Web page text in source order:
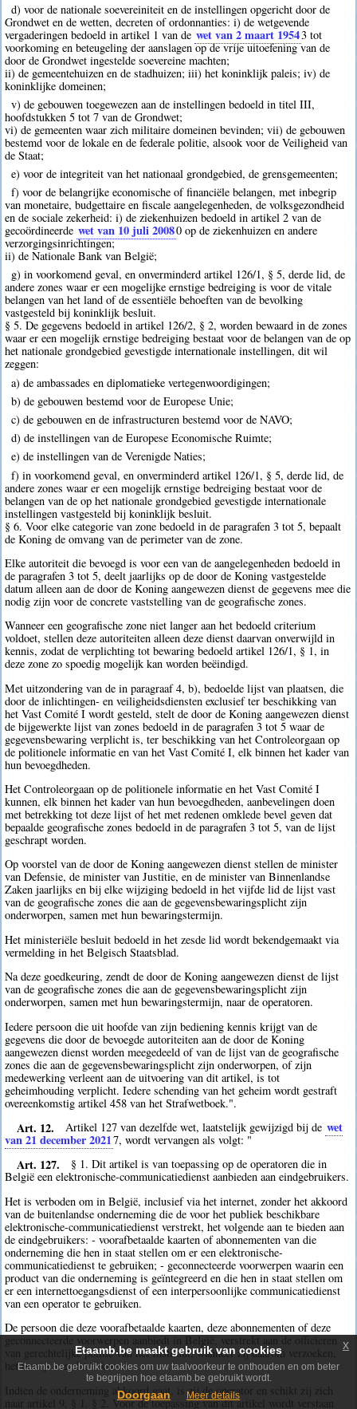
d) voor de nationale soevereiniteit en de instellingen opgericht door de
Grondwet en de wetten, decreten of ordonnanties: i) de wetgevende
vergaderingen bedoeld in artikel 1 van de wet van 2 maart 19543 tot
voorkoming en beteugeling der aanslagen op de vrije uitoefening van de
door de Grondwet ingestelde soevereine machten;
ii) de gemeentehuizen en de stadhuizen; iii) het koninklijk paleis; iv) de
koninklijke domeinen;
v) de gebouwen toegewezen aan de instellingen bedoeld in titel III,
hoofdstukken 5 tot 7 van de Grondwet;
vi) de gemeenten waar zich militaire domeinen bevinden; vii) de gebouwen
bestemd voor de lokale en de federale politie, alsook voor de Veiligheid van
de Staat;
e) voor de integriteit van het nationaal grondgebied, de grensgemeenten;
f) voor de belangrijke economische of financiële belangen, met inbegrip
van monetaire, budgettaire en fiscale aangelegenheden, de volksgezondheid
en de sociale zekerheid: i) de ziekenhuizen bedoeld in artikel 2 van de
gecoördineerde wet van 10 juli 20080 op de ziekenhuizen en andere
verzorgingsinrichtingen;
ii) de Nationale Bank van België;
g) in voorkomend geval, en onverminderd artikel 126/1, § 5, derde lid, de
andere zones waar er een mogelijke ernstige bedreiging is voor de vitale
belangen van het land of de essentiële behoeften van de bevolking
vastgesteld bij koninklijk besluit.
§ 5. De gegevens bedoeld in artikel 126/2, § 2, worden bewaard in de zones
waar er een mogelijk ernstige bedreiging bestaat voor de belangen van de op
het nationale grondgebied gevestigde internationale instellingen, dit wil
zeggen:
a) de ambassades en diplomatieke vertegenwoordigingen;
b) de gebouwen bestemd voor de Europese Unie;
c) de gebouwen en de infrastructuren bestemd voor de NAVO;
d) de instellingen van de Europese Economische Ruimte;
e) de instellingen van de Verenigde Naties;
f) in voorkomend geval, en onverminderd artikel 126/1, § 5, derde lid, de
andere zones waar er een mogelijk ernstige bedreiging bestaat voor de
belangen van de op het nationale grondgebied gevestigde internationale
instellingen vastgesteld bij koninklijk besluit.
§ 6. Voor elke categorie van zone bedoeld in de paragrafen 3 tot 5, bepaalt
de Koning de omvang van de perimeter van de zone.
Elke autoriteit die bevoegd is voor een van de aangelegenheden bedoeld in
de paragrafen 3 tot 5, deelt jaarlijks op de door de Koning vastgestelde
datum alleen aan de door de Koning aangewezen dienst de gegevens mee die
nodig zijn voor de concrete vaststelling van de geografische zones.
Wanneer een geografische zone niet langer aan het bedoeld criterium
voldoet, stellen deze autoriteiten alleen deze dienst daarvan onverwijld in
kennis, zodat de verplichting tot bewaring bedoeld artikel 126/1, § 1, in
deze zone zo spoedig mogelijk kan worden beëindigd.
Met uitzondering van de in paragraaf 4, b), bedoelde lijst van plaatsen, die
door de inlichtingen- en veiligheidsdiensten exclusief ter beschikking van
het Vast Comité I wordt gesteld, stelt de door de Koning aangewezen dienst
de bijgewerkte lijst van zones bedoeld in de paragrafen 3 tot 5 waar de
gegevensbewaring verplicht is, ter beschikking van het Controleorgaan op
de politionele informatie en van het Vast Comité I, elk binnen het kader van
hun bevoegdheden.
Het Controleorgaan op de politionele informatie en het Vast Comité I
kunnen, elk binnen het kader van hun bevoegdheden, aanbevelingen doen
met betrekking tot deze lijst of het met redenen omklede bevel geven dat
bepaalde geografische zones bedoeld in de paragrafen 3 tot 5, van de lijst
geschrapt worden.
Op voorstel van de door de Koning aangewezen dienst stellen de minister
van Defensie, de minister van Justitie, en de minister van Binnenlandse
Zaken jaarlijks en bij elke wijziging bedoeld in het vijfde lid de lijst vast
van de geografische zones die aan de gegevensbewaringsplicht zijn
onderworpen, samen met hun bewaringstermijn.
Het ministeriële besluit bedoeld in het zesde lid wordt bekendgemaakt via
vermelding in het Belgisch Staatsblad.
Na deze goedkeuring, zendt de door de Koning aangewezen dienst de lijst
van de geografische zones die aan de gegevensbewaringsplicht zijn
onderworpen, samen met hun bewaringstermijn, naar de operatoren.
Iedere persoon die uit hoofde van zijn bediening kennis krijgt van de
gegevens die door de bevoegde autoriteiten aan de door de Koning
aangewezen dienst worden meegedeeld of van de lijst van de geografische
zones die aan de gegevensbewaringsplicht zijn onderworpen, of zijn
medewerking verleent aan de uitvoering van dit artikel, is tot
geheimhouding verplicht. Iedere schending van het geheim wordt gestraft
overeenkomstig artikel 458 van het Strafwetboek.".
Art. 12. Artikel 127 van dezelfde wet, laatstelijk gewijzigd bij de wet
van 21 december 20217, wordt vervangen als volgt: "
Art. 127.
§ 1. Dit artikel is van toepassing op de operatoren die in
België een elektronische-communicatiedienst aanbieden aan eindgebruikers.
Het is verboden om in België, inclusief via het internet, zonder het akkoord
van de buitenlandse onderneming die de voor het publiek beschikbare
elektronische-communicatiedienst verstrekt, het volgende aan te bieden aan
de eindgebruikers: - voorafbetaalde kaarten of abonnementen van die
onderneming die hen in staat stellen om er een elektronische-
communicatiedienst te gebruiken; - geconnecteerde voorwerpen waarin een
product van die onderneming is geïntegreerd en die hen in staat stellen om
er een internettoegangsdienst of een interpersoonlijke communicatiedienst
van een operator te gebruiken.
De persoon die deze voorafbetaalde kaarten, deze abonnementen of deze
geconnecteerde voorwerpen aanbiedt in België, verstrekt aan de officieren
van gerechtelijke politie van het Instituut, wanneer zij daarom verzoeken,
het bewijs van dat akkoord.
Indien de onderneming akkoord gaat, is zij de operator en schikt zij zich
naar artikel 9, § 1. § 2. Voor de toepassing van dit artikel wordt verstaan
Etaamb.be maakt gebruik van cookies
Etaamb.be gebruikt cookies om uw taalvoorkeur te onthouden en om beter
te begrijpen hoe etaamb.be gebruikt wordt.
Doorgaan Meer details
x